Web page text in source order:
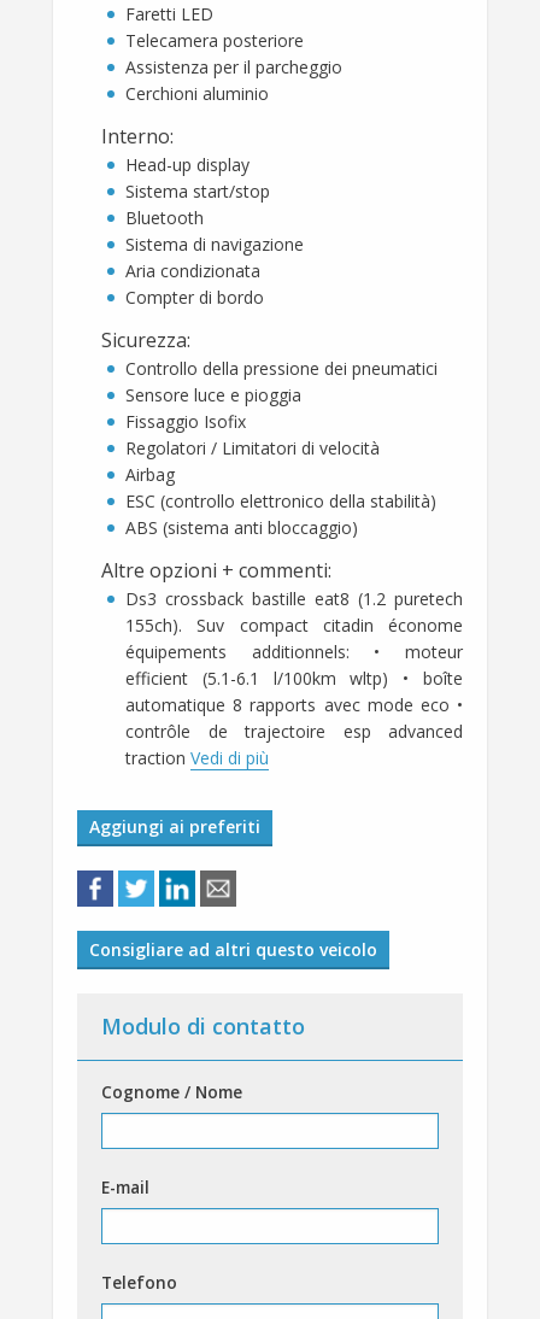
Faretti LED
Telecamera posteriore
Assistenza per il parcheggio
Cerchioni aluminio
Interno:
Head-up display
Sistema start/stop
Bluetooth
Sistema di navigazione
Aria condizionata
Compter di bordo
Sicurezza:
Controllo della pressione dei pneumatici
Sensore luce e pioggia
Fissaggio Isofix
Regolatori / Limitatori di velocità
Airbag
ESC (controllo elettronico della stabilità)
ABS (sistema anti bloccaggio)
Altre opzioni + commenti:
Ds3 crossback bastille eat8 (1.2 puretech
155ch). Suv compact citadin économe
équipements additionnels: • moteur
efficient (5.1-6.1 l/100km wltp) • boîte
automatique 8 rapports avec mode eco •
contrôle de trajectoire esp advanced
traction Vedi di più
Aggiungi ai preferiti
Consigliare ad altri questo veicolo
Modulo di contatto
Cognome / Nome
E-mail
Telefono